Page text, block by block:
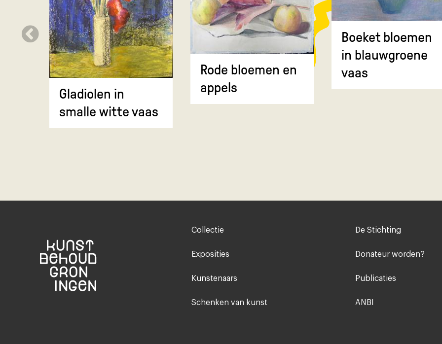
Gladiolen in
smalle witte vaas
Rode bloemen en
appels
Boeket bloemen
in blauwgroene
vaas
Footer-
Collectie
Exposities
Kunstenaars
Schenken van kunst
Voet
De Stichting
Donateur worden?
Publicaties
ANBI